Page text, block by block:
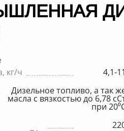
кг/ч
4,1-11
Дизельное топливо, а так
масла с вязкостью до 6,78
при